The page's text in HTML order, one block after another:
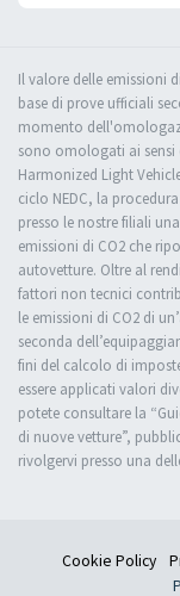
Il valore delle emissioni
base di prove ufficiali
momento
sono omologati ai sensi
Harmonized Light
ciclo NEDC, la
presso le nostre filiali
emissioni di CO2 che
autovetture. Oltre al
fattori non tecnici
le emissioni di CO2 di
seconda
fini del calcolo di
essere applicati valori
potete consultare la
di nuove vetture”,
rivolgervi presso una
Cookie Policy